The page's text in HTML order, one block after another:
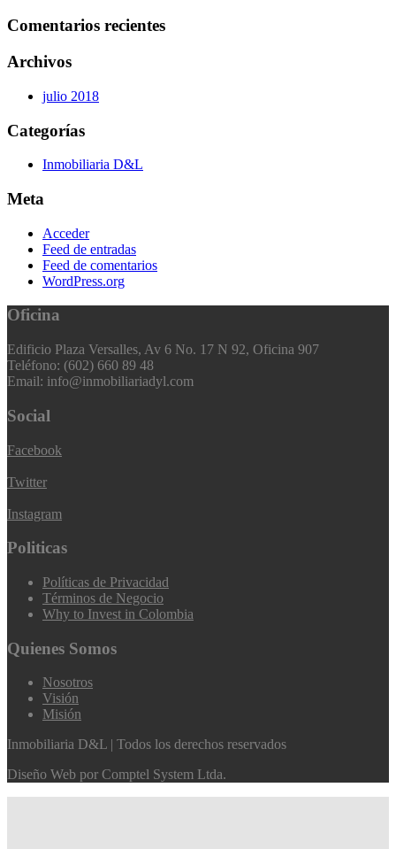
Comentarios recientes
Archivos
julio 2018
Categorías
Inmobiliaria D&L
Meta
Acceder
Feed de entradas
Feed de comentarios
WordPress.org
Oficina
Edificio Plaza Versalles, Av 6 No. 17 N 92, Oficina 907
Teléfono: (602) 660 89 48
Email: info@inmobiliariadyl.com
Social
Facebook
Twitter
Instagram
Politicas
Políticas de Privacidad
Términos de Negocio
Why to Invest in Colombia
Quienes Somos
Nosotros
Visión
Misión
Inmobiliaria D&L | Todos los derechos reservados
Diseño Web por Comptel System Ltda.